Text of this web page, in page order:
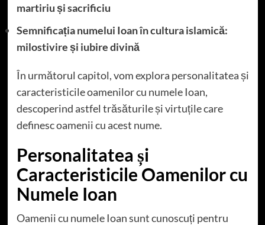
martiriu și sacrificiu
Semnificația numelui Ioan în cultura islamică:
milostivire și iubire divină
În următorul capitol, vom explora personalitatea și
caracteristicile oamenilor cu numele Ioan,
descoperind astfel trăsăturile și virtuțile care
definesc oamenii cu acest nume.
Personalitatea și
Caracteristicile Oamenilor cu
Numele Ioan
Oamenii cu numele Ioan sunt cunoscuți pentru